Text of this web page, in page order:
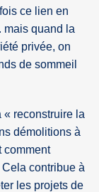
ce lien en
mais quand la
privée, on
de sommeil
reconstruire la
démolitions à
comment
contribue à
les projets de